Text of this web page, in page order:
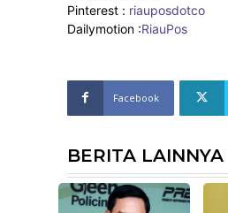
Pinterest : riauposdotco
Dailymotion :RiauPos
Facebook
BERITA LAINNYA